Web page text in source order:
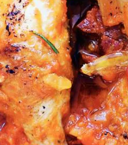
Kies
Wat vond je van